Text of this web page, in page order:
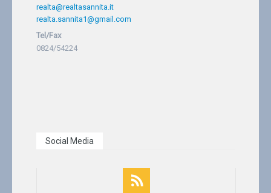
realta@realtasannita.it
realta.sannita1@gmail.com
Tel/Fax
0824/54224
Social Media